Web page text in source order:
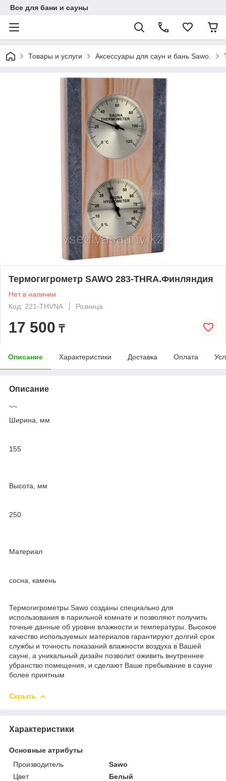
Все для бани и сауны
Товары и услуги Аксессуары для саун и бань Sawо.
Термогигрометр SAWO 283-THRА.Финляндия
Нет в наличии
Код: 221-THVNA
Розница
17 500 ₸
Описание Характеристики Доставка Оплата
Описание
~~
Ширина, мм
155
Высота, мм
250
Материал
сосна, камень
Термогигрометры Sawo созданы специально для
использования в парильной комнате и позволяют получить
точные данные об уровне влажности и температуры. Высокое
качество используемых материалов гарантируют долгий срок
службы и точность показаний влажности воздуха в Вашей
сауне, а уникальный дизайн позволит оживить внутреннее
убранство помещения, и сделают Ваше пребывание в сауне
более приятным
Скрыть
Характеристики
Основные атрибуты
Производитель
Sawo
Цвет
Белый